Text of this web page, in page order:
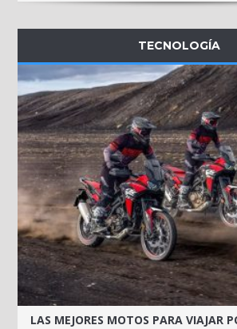
TECNOLOGÍA
LAS MEJORES MOTOS PARA VIAJAR